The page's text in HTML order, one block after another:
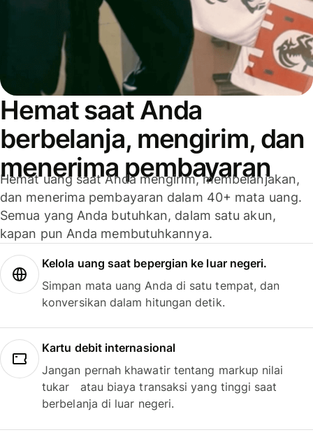
Hemat saat Anda
berbelanja, mengirim, dan
menerima pembayaran
Hemat uang saat Anda mengirim, membelanjakan,
dan menerima pembayaran dalam 40+ mata uang.
Semua yang Anda butuhkan, dalam satu akun,
kapan pun Anda membutuhkannya.
Kelola uang saat bepergian ke luar negeri.
Simpan mata uang Anda di satu tempat, dan
konversikan dalam hitungan detik.
Kartu debit internasional
Jangan pernah khawatir tentang markup nilai
tukar atau biaya transaksi yang tinggi saat
berbelanja di luar negeri.